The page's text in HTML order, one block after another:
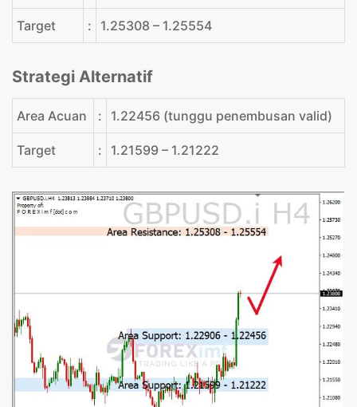
Target : 1.25308 – 1.25554
Strategi Alternatif
Area Acuan : 1.22456 (tunggu penembusan valid)
Target : 1.21599 – 1.21222